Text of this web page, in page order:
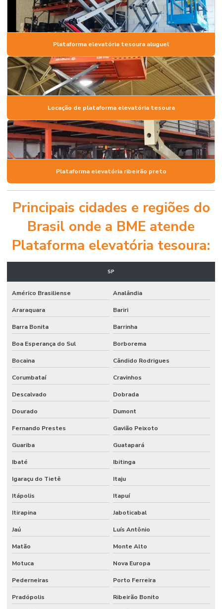
Plataforma elevatória tesoura aluguel
Locação de plataforma elevatória tesoura
Plataforma elevatória ribeirão preto
Principais cidades e regiões do
Brasil onde a BME atende
Plataforma elevatória tesoura:
SP
Américo Brasiliense Analândia
Araraquara Bariri
Barra Bonita Barrinha
Boa Esperança do Sul Borborema
Bocaina Cândido Rodrigues
Corumbataí Cravinhos
Descalvado Dobrada
Dourado Dumont
Fernando Prestes Gavião Peixoto
Guariba Guatapará
Ibaté Ibitinga
Igaraçu do Tietê Itaju
Itápolis Itapuí
Itirapina Jaboticabal
Jaú Luís Antônio
Matão Monte Alto
Motuca Nova Europa
Pederneiras Porto Ferreira
Pradópolis Ribeirão Bonito